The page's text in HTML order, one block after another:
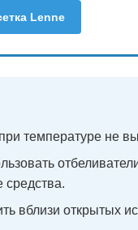
Lenne
температуре не
вблизи открытых